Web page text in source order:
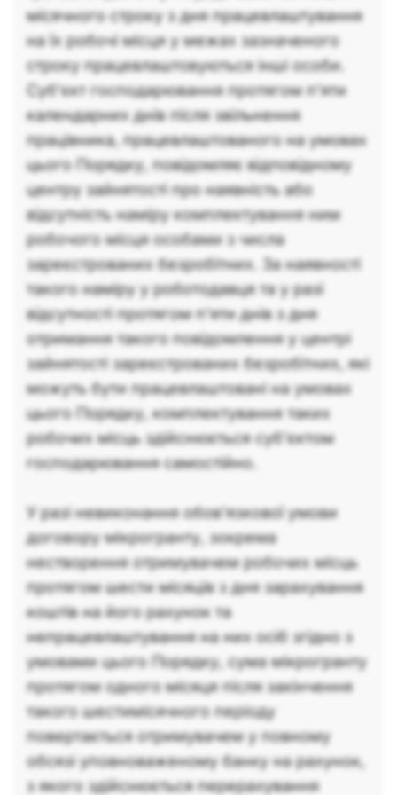
місячного строку з дня працевлаштування
на їх робочі місця у межах зазначеного
строку працевлаштовуються інші особи.
Суб’єкт господарювання протягом п’яти
календарних днів після звільнення
працівника, працевлаштованого на умовах
цього Порядку, повідомляє відповідному
центру зайнятості про наявність або
відсутність наміру комплектування ним
робочого місця особами з числа
зареєстрованих безробітних. За наявності
такого наміру у роботодавця та у разі
відсутності протягом п’яти днів з дня
отримання такого повідомлення у центрі
зайнятості зареєстрованих безробітних, які
можуть бути працевлаштовані на умовах
цього Порядку, комплектування таких
робочих місць здійснюється суб’єктом
господарювання самостійно.
У разі невиконання обов’язкової умови
договору мікрогранту, зокрема
нестворення отримувачем робочих місць
протягом шести місяців з дня зарахування
коштів на його рахунок та
непрацевлаштування на них осіб згідно з
умовами цього Порядку, сума мікрогранту
протягом одного місяця після закінчення
такого шестимісячного періоду
повертається отримувачем у повному
обсязі уповноваженому банку на рахунок,
з якого здійснюється перерахування